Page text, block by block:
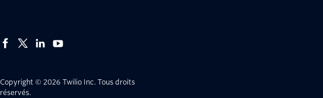
Copyright © 2026 Twilio Inc. Tous droits
réservés.